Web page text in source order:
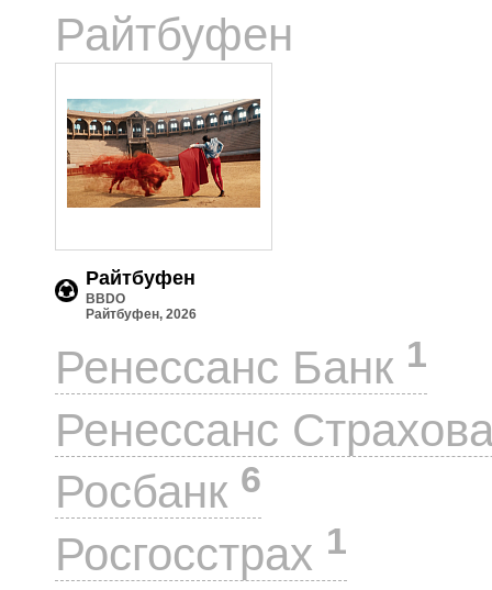
Райтбуфен
Райтбуфен
BBDO
Райтбуфен, 2026
Ренессанс Банк 1
Ренессанс
Росбанк 6
Росгосстрах 1